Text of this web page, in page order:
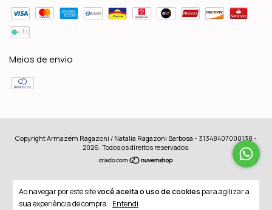
Ao navegar por este sitevocê aceita o uso de cookies para agilizar a
sua experiência de compra. Entendi
Meios de envio
Copyright Armazém Ragazoni / Natalia Ragazoni Barbosa - 31348407000138 -
2026. Todos os direitos reservados.